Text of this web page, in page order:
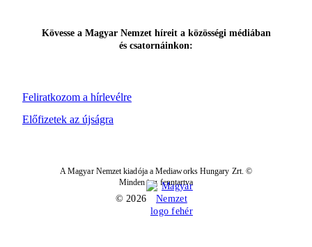
Feliratkozom a hírlevélre
Kövesse a Magyar Nemzet híreit a közösségi médiában
és csatornáinkon:
Előfizetek az újságra
A Magyar Nemzet kiadója a Mediaworks Hungary Zrt. ©
Minden jog fenntartva
© 2026